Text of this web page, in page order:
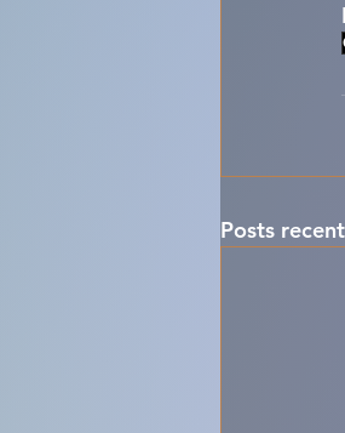
Posts